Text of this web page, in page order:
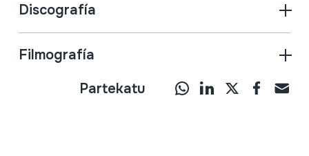
Discografía
Filmografía
Partekatu